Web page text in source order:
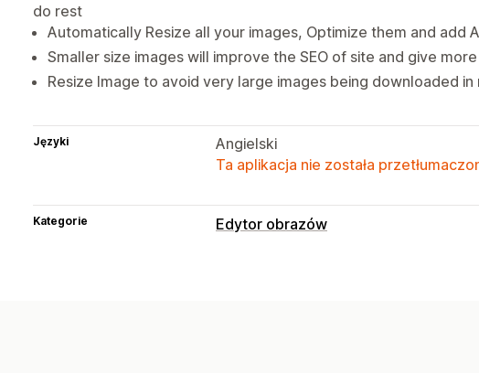
do rest
Automatically Resize all your images, Optimize them and add
Smaller size images will improve the SEO of site and give
Resize Image to avoid very large images being downloaded
Języki
Angielski
Ta aplikacja nie została
Kategorie Edytor obrazów